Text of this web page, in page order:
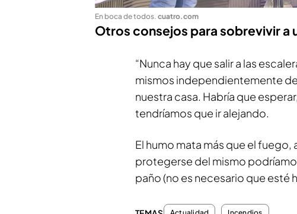
En boca de todos. cuatro.com
Otros consejos para sobrevivir a
“Nunca hay que salir a las
mismos independientemente
nuestra casa. Habría que
tendríamos que ir alejando.
El humo mata más que el
protegerse del mismo
paño (no es necesario que esté